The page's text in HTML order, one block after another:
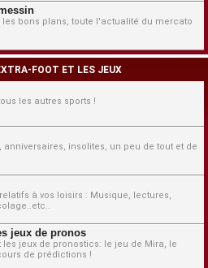
bons plans, toute l'actualité du mercato
FOOT ET LES JEUX
les autres sports !
insolites, un peu de tout et de
à vos loisirs : Musique, lectures,
jeux de pronos
jeux de pronostics: le jeu de Mira, le
de prédictions !